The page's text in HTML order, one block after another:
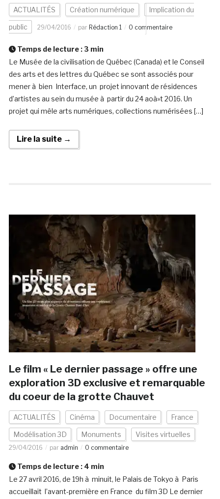
ACTUALITÉS Création numérique Implication du
public 29/04/2016 par Rédaction 1 0 commentaire
Temps de lecture : 3 min
Le Musée de la civilisation de Québec (Canada) et le Conseil
des arts et des lettres du Québec se sont associés pour
mener à bien Interface, un projet innovant de résidences
d’artistes au sein du musée à partir du 24 aoà»t 2016. Un
projet qui mêle arts numériques, collections numérisées […]
Lire la suite →
Le film « Le dernier passage » offre une
exploration 3D exclusive et remarquable
du coeur de la grotte Chauvet
ACTUALITÉS Cinéma Documentaire France
Modélisation 3D Monuments Visites virtuelles
29/04/2016 par admin 0 commentaire
Temps de lecture : 4 min
Le 27 avril 2016, de 19h à minuit, le Palais de Tokyo à Paris
accueillait l’avant-première en France du film 3D Le dernier